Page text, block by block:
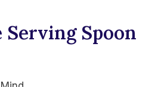
Serving Spoon